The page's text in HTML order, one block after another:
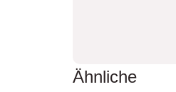
Ähnliche